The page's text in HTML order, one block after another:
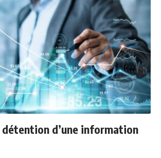
détention d’une information